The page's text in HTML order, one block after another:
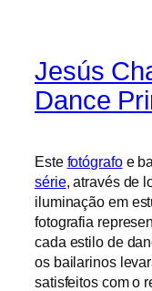
Jesús
Dance
Este fotógrafoe
série, através de
iluminação em
fotografia
cada estilo de
os bailarinos
satisfeitos com o